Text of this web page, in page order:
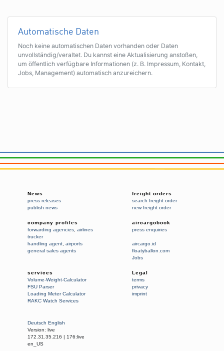
Automatische Daten
Noch keine automatischen Daten vorhanden oder Daten
unvollständig/veraltet. Du kannst eine Aktualisierung anstoßen,
um öffentlich verfügbare Informationen (z. B. Impressum, Kontakt,
Jobs, Management) automatisch anzureichern.
News
press releases
publish news
freight orders
search freight order
new freight order
company profiles
forwarding agencies airlines
trucker
handling agent airports
general sales agents
aircargobook
press enquiries
aircargo.id
floatyballon.com
Jobs
services
Volume-Weight-Calculator
FSU Parser
Loading Meter Calculator
RAKC Watch Services
Legal
terms
privacy
imprint
Deutsch English
Version: live
172.31.35.216 | 176:live
en_US